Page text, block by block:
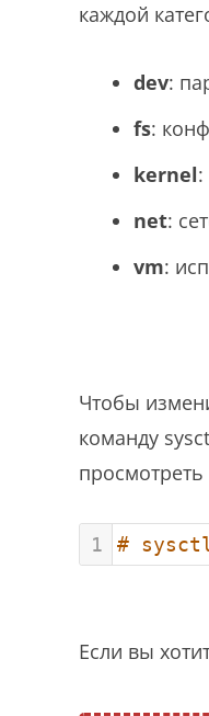
каждой
dev:
fs:
kernel
net:
vm:
Чтобы
команду
1 #
Если вы